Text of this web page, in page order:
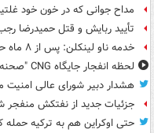
مداح جوانی که در خون خود
تأیید ربایش و قتل حمیدرضا
خدمه ناو لینکلن: پس از ۸ ماه حضور در دریا خسته و درمانده‌ شدیم
لحظه انفجار جایگاه CNG "صحنه" در دوربین مداربسته
هشدار دبیر شورای عالی امنیت
جزئیات جدید از نفتکش منفجر
حتی اوکراین هم به ترکیه حمله